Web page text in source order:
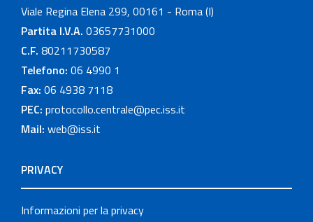
Viale Regina Elena 299, 00161 - Roma (I)
Partita I.V.A. 03657731000
C.F. 80211730587
Telefono: 06 4990 1
Fax: 06 4938 7118
PEC: protocollo.centrale@pec.iss.it
Mail: web@iss.it
PRIVACY
Informazioni per la privacy